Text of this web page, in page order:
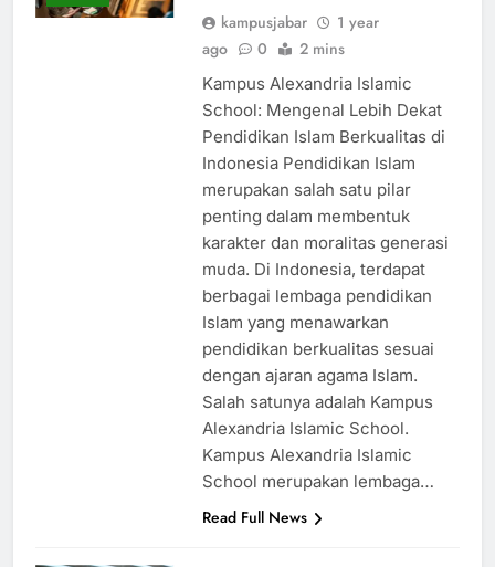
ARTIKEL
kampusjabar
1 year
Kampus Alexandria Islamic
School: Mengenal Lebih Dekat
Pendidikan Islam Berkualitas di
Indonesia Pendidikan Islam
merupakan salah satu pilar
penting dalam membentuk
karakter dan moralitas generasi
muda. Di Indonesia, terdapat
berbagai lembaga pendidikan
Islam yang menawarkan
pendidikan berkualitas sesuai
dengan ajaran agama Islam.
Salah satunya adalah Kampus
Alexandria Islamic School.
Kampus Alexandria Islamic